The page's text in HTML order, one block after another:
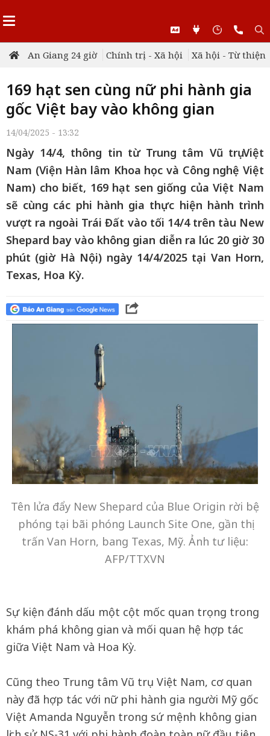
An Giang 24 giờ Chính trị - Xã hội Xã hội - Từ thiện
169 hạt sen cùng nữ phi hành gia
gốc Việt bay vào không gian
14/04/2025 - 13:32
Ngày 14/4, thông tin từ Trung tâm Vũ trụ Việt
Nam (Viện Hàn lâm Khoa học và Công nghệ Việt
Nam) cho biết, 169 hạt sen giống của Việt Nam
sẽ cùng các phi hành gia thực hiện hành trình
vượt ra ngoài Trái Đất vào tối 14/4 trên tàu New
Shepard bay vào không gian diễn ra lúc 20 giờ 30
phút (giờ Hà Nội) ngày 14/4/2025 tại Van Horn,
Texas, Hoa Kỳ.
Tên lửa đẩy New Shepard của Blue Origin rời bệ
phóng tại bãi phóng Launch Site One, gần thị
trấn Van Horn, bang Texas, Mỹ. Ảnh tư liệu:
AFP/TTXVN
Sự kiện đánh dấu một cột mốc quan trọng trong
khám phá không gian và mối quan hệ hợp tác
giữa Việt Nam và Hoa Kỳ.
Cũng theo Trung tâm Vũ trụ Việt Nam, cơ quan
này đã hợp tác với nữ phi hành gia người Mỹ gốc
Việt Amanda Nguyễn trong sứ mệnh không gian